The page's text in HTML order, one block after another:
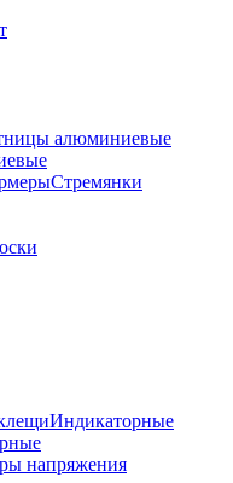
алюминиевые
Стремянки
Индикаторные
напряжения